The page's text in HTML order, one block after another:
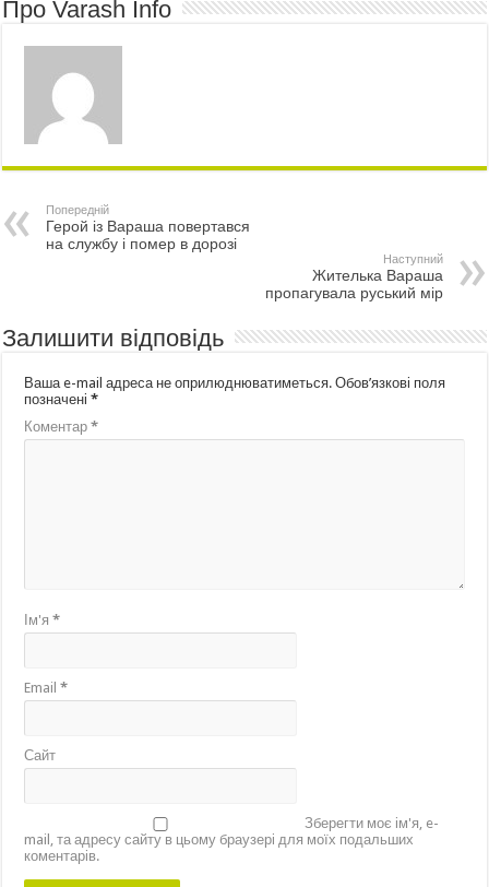
Про Varash Info
Попередній
Герой із Вараша повертався
на службу і помер в дорозі
Наступний
Жителька Вараша
пропагувала руський мір
Залишити відповідь
Ваша e-mail адреса не оприлюднюватиметься. Обов’язкові поля
позначені*
Коментар*
Ім'я*
Email*
Сайт
Зберегти моє ім'я, e-
mail, та адресу сайту в цьому браузері для моїх подальших
коментарів.